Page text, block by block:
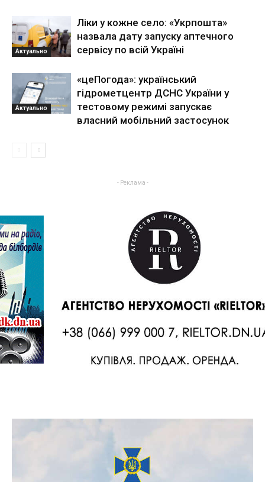
Актуально
Ліки у кожне село: «Укрпошта»
назвала дату запуску аптечного
сервісу по всій Україні
Актуально
«цеПогода»: український
гідрометцентр ДСНС України у
тестовому режимі запускає
власний мобільний застосунок
- Реклама -